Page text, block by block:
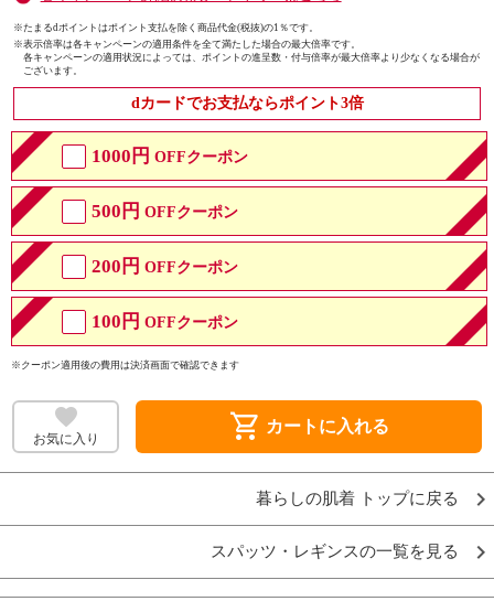
※たまるdポイントはポイント支払を除く商品代金(税抜)の1％です。
※表示倍率は各キャンペーンの適用条件を全て満たした場合の最大倍率です。
各キャンペーンの適用状況によっては、ポイントの進呈数・付与倍率が最大倍率より少なくなる場合が
ございます。
dカードでお支払ならポイント3倍
1000円 OFFクーポン
500円 OFFクーポン
200円 OFFクーポン
100円 OFFクーポン
※クーポン適用後の費用は決済画面で確認できます
お気に入り shopping_cart カートに入れる
暮らしの肌着 トップに戻る
スパッツ・レギンスの一覧を見る